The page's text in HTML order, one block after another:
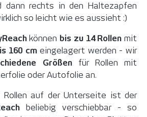
dann rechts in den Haltezapfen
so leicht wie es aussieht :)
können bis zu 14 Rollen mit
160 cmeingelagert werden - wir
Größenfür Rollen mit
oder Autofolie an.
Rollen auf der Unterseite ist der
beliebig verschiebbar - so